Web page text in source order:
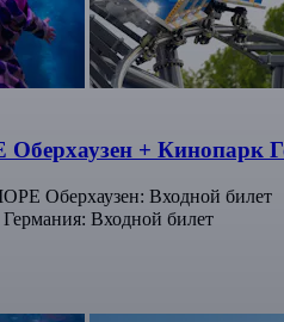
+ Кинопарк
Оберхаузен: Входной билет
Входной билет